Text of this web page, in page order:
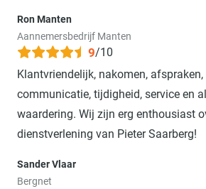
Ron Manten
Aannemersbedrijf Manten
9/10
Klantvriendelijk, nakomen,
communicatie, tijdigheid, service en
waardering. Wij zijn erg enthousiast
dienstverlening van Pieter Saarberg!
Sander Vlaar
Bergnet